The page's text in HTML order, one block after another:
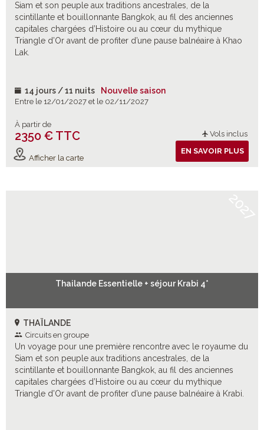
Siam et son peuple aux traditions ancestrales, de la
scintillante et bouillonnante Bangkok, au fil des anciennes
capitales chargées d’Histoire ou au cœur du mythique
Triangle d’Or avant de profiter d’une pause balnéaire à Khao
Lak.
14 jours / 11 nuits Nouvelle saison
Entre le 12/01/2027 et le 02/11/2027
À partir de
2350 € TTC Vols inclus
Afficher la carte
EN SAVOIR PLUS
Thailande Essentielle + séjour Krabi 4*
THAÏLANDE
Circuits en groupe
Un voyage pour une première rencontre avec le royaume du
Siam et son peuple aux traditions ancestrales, de la
scintillante et bouillonnante Bangkok, au fil des anciennes
capitales chargées d’Histoire ou au cœur du mythique
Triangle d’Or avant de profiter d’une pause balnéaire à Krabi.